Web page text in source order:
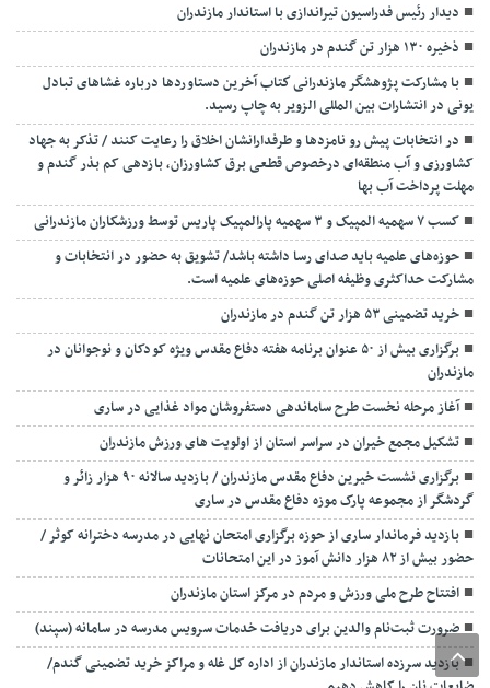
دیدار رئیس فدراسیون تیراندازی با استاندار مازندران
ذخیره ۱۳۰ هزار تن گندم در مازندران
با مشارکت پژوهشگر مازندرانی كتاب آخرین دستاوردها درباره غشاهای تبادل
یونی در انتشارات بین المللی الزویر به چاپ رسید.
در انتخابات پیش رو نامزدها و طرفدارانشان اخلاق را رعایت کنند / تذکر به جهاد
کشاورزی و آب منطقه‌ای درخصوص قطعی برق کشاورزان، بازدهی کم بذر گندم و
مهلت پرداخت آب بها
کسب ۷ سهمیه المپیک و ۳ سهمیه پارالمپیک پاریس توسط ورزشکاران مازندرانی
حوزه‌های علمیه باید صدای رسا داشته باشد/ تشویق به حضور در انتخابات و
مشارکت حداکثری وظیفه اصلی حوزه‌های علمیه است.
خرید تضمینی ۵۳ هزار تن گندم در مازندران
برگزاری بیش از ۵۰ عنوان برنامه هفته دفاع مقدس ویژه کودکان و نوجوانان در
مازندران
آغاز مرحله نخست طرح ساماندهی دستفروشان مواد غذایی در ساری
تشکیل مجمع خیران در سراسر استان از اولویت های ورزش مازندران
برگزاری نشست خیرین دفاع مقدس مازندران / بازدید سالانه ۹۰ هزار زائر و
گردشگر از مجموعه پارک موزه دفاع مقدس در ساری
بازدید فرماندار ساری از حوزه برگزاری امتحان نهایی در مدرسه دخترانه کوثر /
حضور بیش از ۸۲ هزار دانش آموز در این امتحانات
افتتاح طرح ملی ورزش و مردم در مرکز استان مازندران
ضرورت ثبت‌نام والدین برای دریافت خدمات سرویس مدرسه در سامانه (سپند)
بازدید سرزده استاندار مازندران از اداره کل غله و مراکز خرید تضمینی گندم/